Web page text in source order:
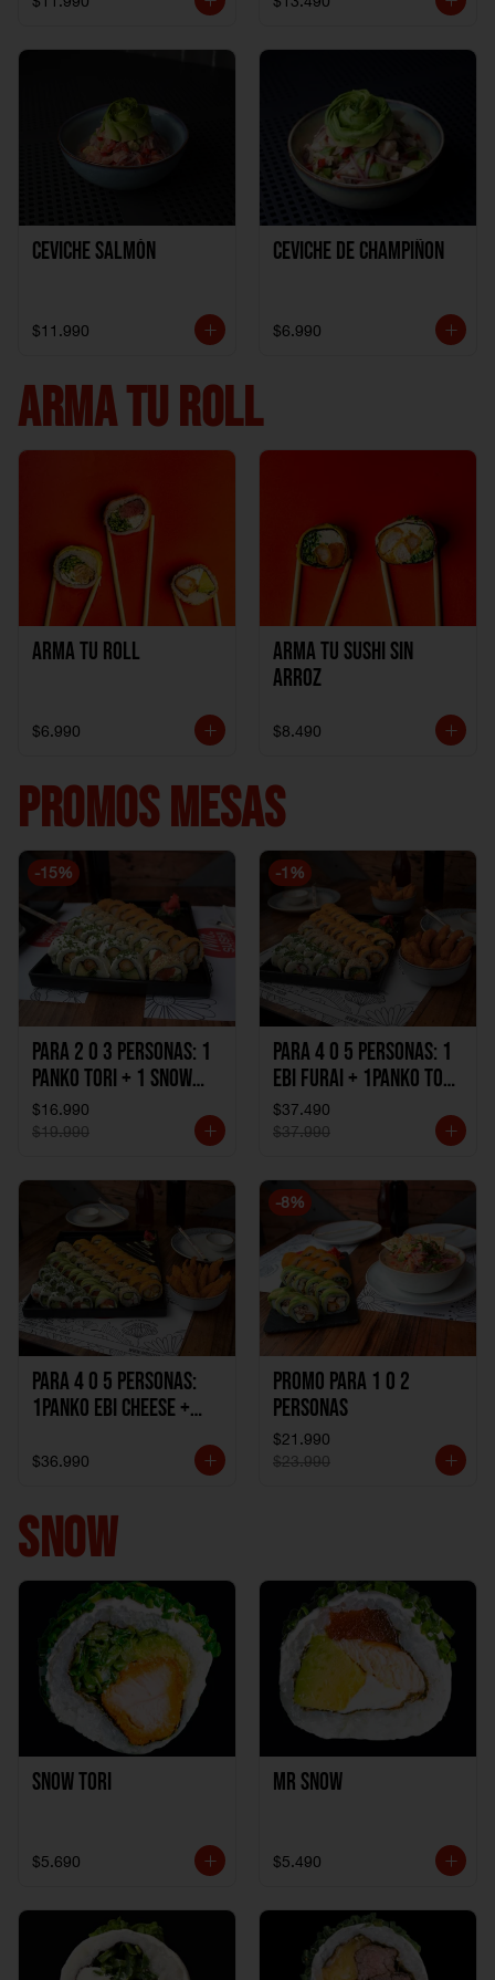
Ceviche Salmón
$11.990
Ceviche de Champiñon
$6.990
ARMA TU ROLL
Arma Tu Roll
$6.990
Arma tu Sushi sin
Arroz
$8.490
PROMOS MESAS
-15%
Para 2 o 3 personas: 1
Panko Tori + 1 Snow
Ebi Cheese + 1
California Sake Cheese
$16.990
$19.990
-1 %
Para 4 o 5 personas: 1
Ebi Furai + 1Panko Tori
+ 1Snow Kani +
1California Sake +
1Katzu de Camaron
$37.490
$37.990
Para 4 o 5 personas:
1Panko Ebi Cheese +
Sake + 1Avocado Beto
1Katzu de Pollo
$36.990
-8%
Promo Para 1 o 2
personas
$21.990
$23.990
SNOW
Snow Tori
$5.690
Mr Snow
$5.490